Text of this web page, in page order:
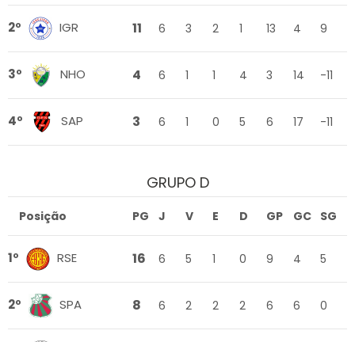
2º IGR 11 6 3 2 1 13 4 9
3º NHO 4 6 1 1 4 3 14 -11
4º SAP 3 6 1 0 5 6 17 -11
GRUPO D
Posição PG J V E D GP GC SG
1º RSE 16 6 5 1 0 9 4 5
2º SPA 8 6 2 2 2 6 6 0